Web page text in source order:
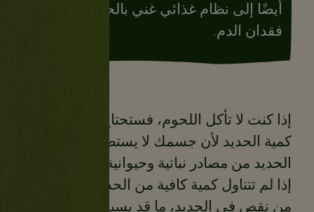
أيضًا إلى نظام غذائي غني بالحديد بسبب
فقدان الدم.
إذا كنت لا تأكل اللحوم، فستحتاج إلى ضعف
كمية الحديد لأن جسمك لا يستطيع امتصاص
الحديد من مصادر نباتية وحيوانية أيضًا.
إذا لم تتناول كمية كافية من الحديد، فقد تعاني
من نقص في الحديد، ما قد يسبب فقر الدم